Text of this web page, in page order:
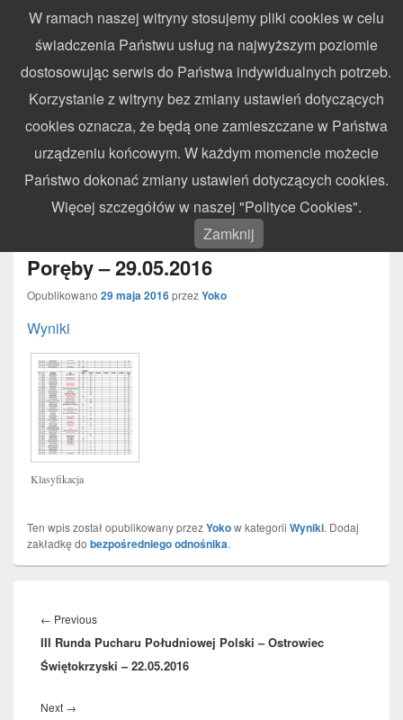
WynikiZawodow.pl
Profesjonalny elektroniczny pomiar czasu – chronometraż zawodów
sportowych
Search
for:
Search
II Runda Otwartych Mistrzostw
Województwa Podkarpackiego – Huta
Poręby – 29.05.2016
Opublikowano 29 maja 2016przezYoko
Wyniki
Klasyfikacja
Ten wpis został opublikowany przezYokow kategorii Wyniki. Dodaj
zakładkę do bezpośredniego odnośnika.
wpisu
← PreviousPrevious
post:
III Runda Pucharu Południowej Polski – Ostrowiec
Świętokrzyski – 22.05.2016
Next →
W ramach naszej witryny stosujemy pliki cookies w celu
świadczenia Państwu usług na najwyższym poziomie
dostosowując serwis do Państwa indywidualnych potrzeb.
Korzystanie z witryny bez zmiany ustawień dotyczących
cookies oznacza, że będą one zamieszczane w Państwa
urządzeniu końcowym. W każdym momencie możecie
Państwo dokonać zmiany ustawień dotyczących cookies.
Więcej szczegółów w naszej "Polityce Cookies".
Zamknij